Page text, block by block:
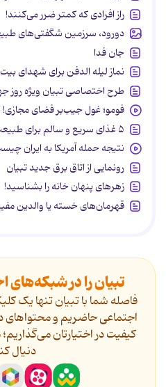
راز افرادی که کمتر ضرر می‌کنند!
دورود، سرزمین شگفتی‌های
جان فدا
نماز لیله الدفن برای شهدای
طرح اختصاصی تبیان ویژه روز
فومو؛ غول جیب‌بر فضای مجازی!
۵ غذای سریع و سالم برای طبیعت‌گردی
نتیجه حمله آمریکا به ایران
رونمایی از اتاق برق جدید تبیان
زهرهای پنهان خانه را بشناسید!
قهرمان‌های خسته یا والدین
تبیان را در شبکه‌های
فاصله شما با تبیان تنها یک
اجتماعی حاضریم و محتواهای
کیفیت در اختیارتان
دنیال